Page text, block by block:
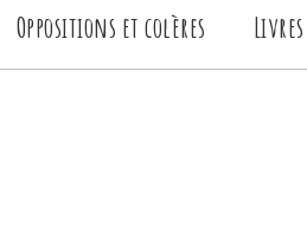
Oppositions et colères